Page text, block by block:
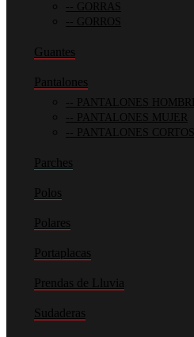
GORRAS
GORROS
Guantes
Pantalones
PANTALONES HOMBRE
PANTALONES MUJER
PANTALONES CORTOS
Parches
Polos
Polares
Portaplacas
Prendas de Lluvia
Sudaderas